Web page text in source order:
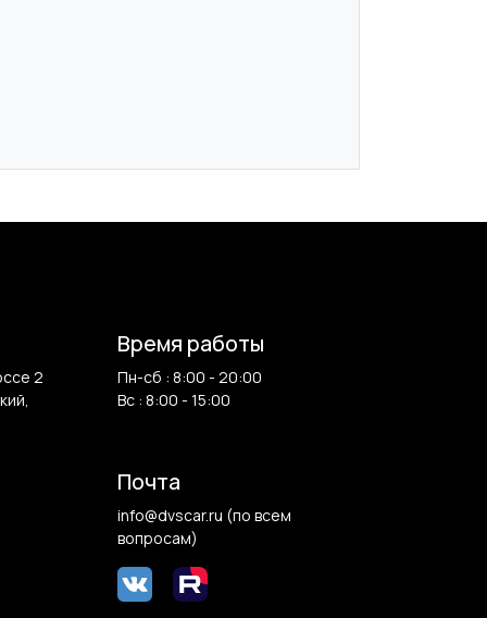
2
Время работы
Пн-сб : 8:00 - 20:00
Вс : 8:00 - 15:00
Почта
info@dvscar.ru (по всем
вопросам)